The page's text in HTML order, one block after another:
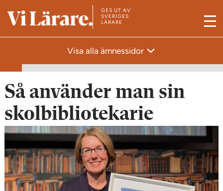
T
s
t
a
r
t
s
i
d
a
GES UT AV
SVERIGES
LÄRARE
M
Visa alla ämnessidor
Så använder man sin
skolbibliotekarie